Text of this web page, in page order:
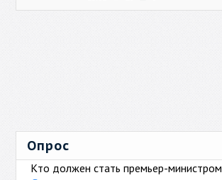
Опрос
Кто должен стать премьер-министром